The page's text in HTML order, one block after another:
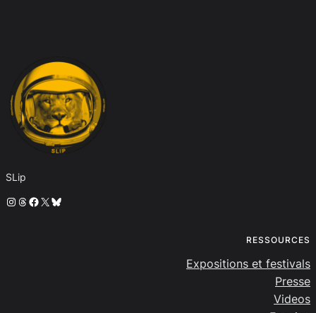
SLip
Instagram
Threads
Facebook
X Bluesky
RESSOURCES
Expositions et festivals
Presse
Videos